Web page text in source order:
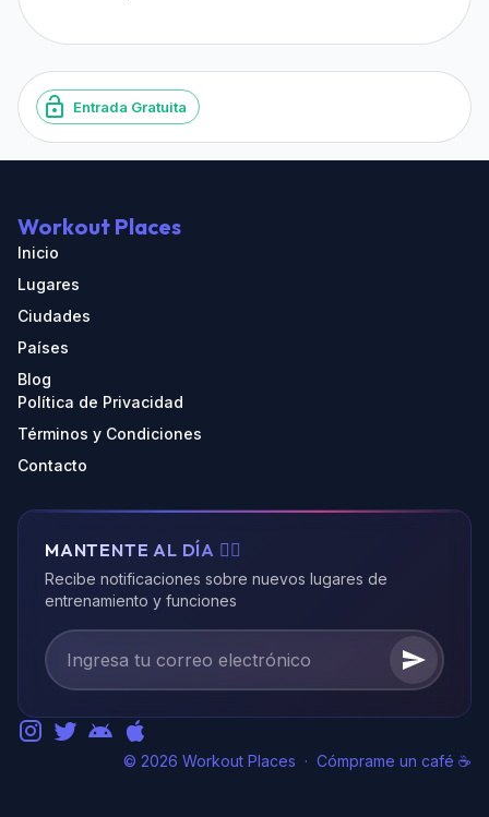
Entrada Gratuita
Workout Places
Inicio
Lugares
Ciudades
Países
Blog
Política de Privacidad
Términos y Condiciones
Contacto
MANTENTE AL DÍA 🏃‍♂️
Recibe notificaciones sobre nuevos lugares de
entrenamiento y funciones
© 2026 Workout Places · Cómprame un café ☕